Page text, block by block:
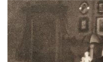
OSOBNOSTI
OSTATNÍ